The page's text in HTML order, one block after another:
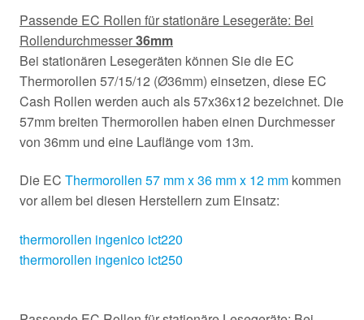
Passende EC Rollen für stationäre Lesegeräte: Bei
Rollendurchmesser36mm
Bei stationären Lesegeräten können Sie die EC
Thermorollen 57/15/12 (Ø36mm) einsetzen, diese EC
Cash Rollen werden auch als 57x36x12 bezeichnet. Die
57mm breiten Thermorollen haben einen Durchmesser
von 36mm und eine Lauflänge vom 13m.
Die EC Thermorollen 57 mm x 36 mm x 12 mm kommen
vor allem bei diesen Herstellern zum Einsatz:
thermorollen ingenico ict220
thermorollen ingenico ict250